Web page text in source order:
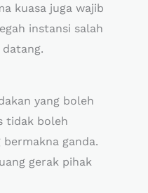
kuasa juga wajib
instansi salah
yang boleh
tidak boleh
ganda.
gerak pihak